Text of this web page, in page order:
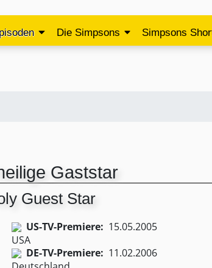
Die Simpsons Simpsons
Gaststar
Guest Star
US-TV-Premiere: 15.05.2005
DE-TV-Premiere: 11.02.2006